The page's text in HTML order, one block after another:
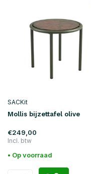
SACKit
Mollis bijzettafel olive
€249,00
Incl. btw
• Op voorraad